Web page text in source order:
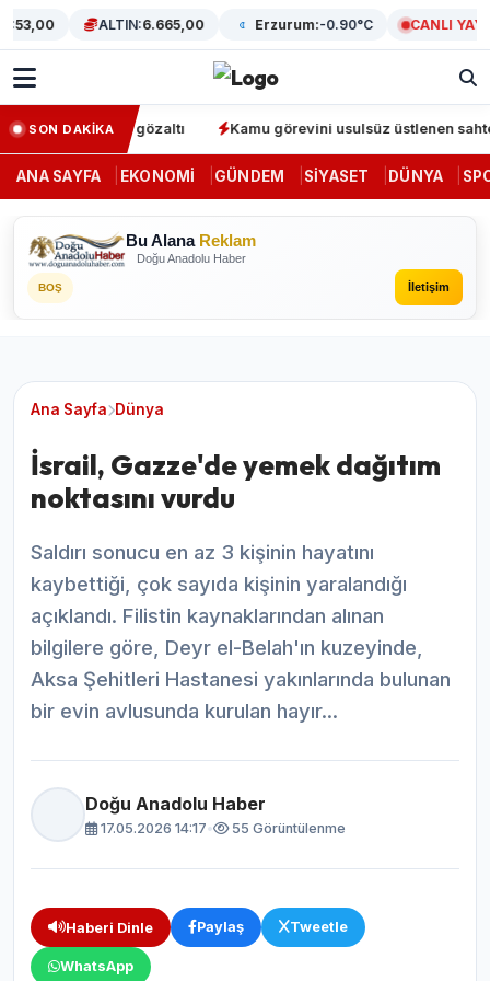
ALTIN:6.665,00 Erzurum:-0.90°C CANLI YAYIN
SON DAKİKA
64 gözaltı Kamu görevini usulsüz üstlenen sahte
ANA SAYFA EKONOMI GÜNDEM SIYASET DÜNYA
Bu Alana Reklam
Doğu Anadolu Haber
BOŞ İletişim
Ana Sayfa Dünya
İsrail, Gazze'de yemek dağıtım
noktasını vurdu
Saldırı sonucu en az 3 kişinin hayatını
kaybettiği, çok sayıda kişinin yaralandığı
açıklandı. Filistin kaynaklarından alınan
bilgilere göre, Deyr el-Belah'ın kuzeyinde,
Aksa Şehitleri Hastanesi yakınlarında bulunan
bir evin avlusunda kurulan hayır...
Doğu Anadolu Haber
17.05.2026 14:17• 55 Görüntülenme
Haberi Dinle Paylaş Tweetle
WhatsApp